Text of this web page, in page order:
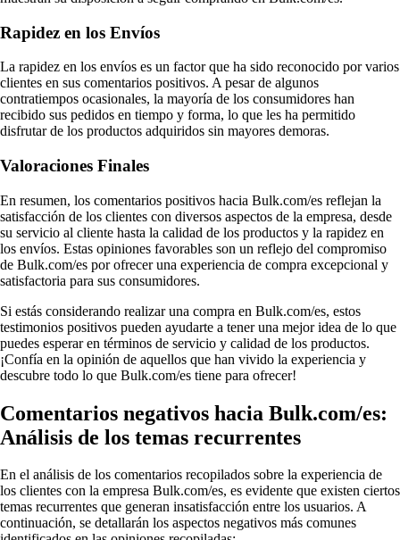
Rapidez en los Envíos
La rapidez en los envíos es un factor que ha sido reconocido por varios
clientes en sus comentarios positivos. A pesar de algunos
contratiempos ocasionales, la mayoría de los consumidores han
recibido sus pedidos en tiempo y forma, lo que les ha permitido
disfrutar de los productos adquiridos sin mayores demoras.
Valoraciones Finales
En resumen, los comentarios positivos hacia Bulk.com/es reflejan la
satisfacción de los clientes con diversos aspectos de la empresa, desde
su servicio al cliente hasta la calidad de los productos y la rapidez en
los envíos. Estas opiniones favorables son un reflejo del compromiso
de Bulk.com/es por ofrecer una experiencia de compra excepcional y
satisfactoria para sus consumidores.
Si estás considerando realizar una compra en Bulk.com/es, estos
testimonios positivos pueden ayudarte a tener una mejor idea de lo que
puedes esperar en términos de servicio y calidad de los productos.
¡Confía en la opinión de aquellos que han vivido la experiencia y
descubre todo lo que Bulk.com/es tiene para ofrecer!
Comentarios negativos hacia Bulk.com/es:
Análisis de los temas recurrentes
En el análisis de los comentarios recopilados sobre la experiencia de
los clientes con la empresa Bulk.com/es, es evidente que existen ciertos
temas recurrentes que generan insatisfacción entre los usuarios. A
continuación, se detallarán los aspectos negativos más comunes